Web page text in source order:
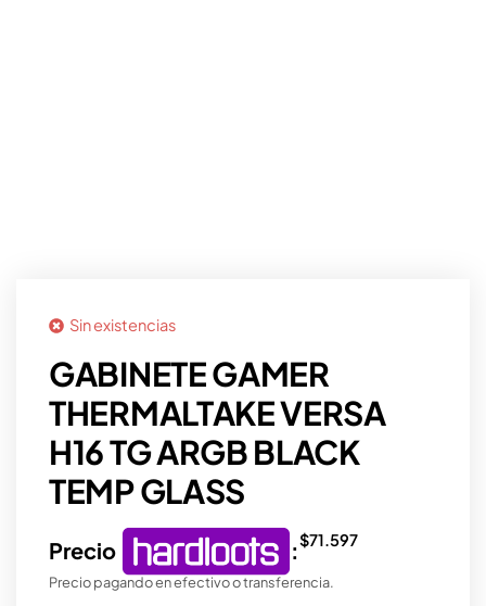
Sin existencias
GABINETE GAMER
THERMALTAKE VERSA
H16 TG ARGB BLACK
TEMP GLASS
Precio :$71.597
Precio pagando en efectivo o transferencia.